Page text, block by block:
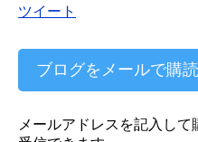
ツイート
ブログをメールで購読
メールアドレスを記入し